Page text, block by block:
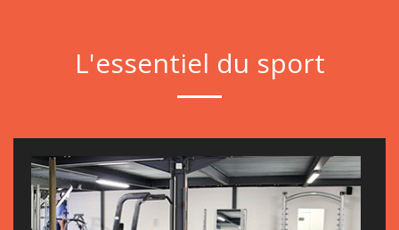
L'essentiel du sport